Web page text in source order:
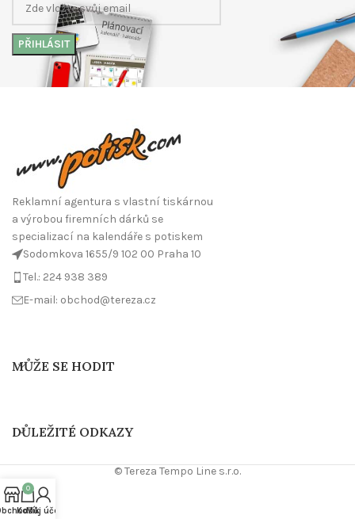
Reklamní agentura s vlastní tiskárnou
a výrobou firemních dárků se
specializací na kalendáře s potiskem
Sodomkova 1655/9 102 00 Praha 10
Tel.: 224 938 389
E-mail: obchod@tereza.cz
MŮŽE SE HODIT
DŮLEŽITÉ ODKAZY
© Tereza Tempo Line s.r.o.
0
Košík
Můj účet